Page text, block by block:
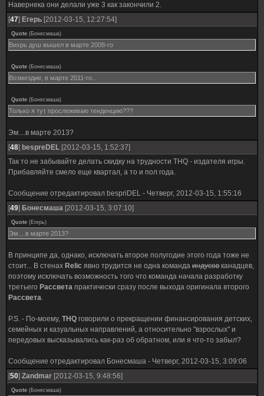
Навернека они делали уже 3 как закончили 2.
[47] Егерь [2012-03-15, 12:27:54]
Quote (Бонесмаша)
Вихрь душ вышел в марте 2008-го
Quote (Бонесмаша)
Возмездие, в марте 2011-го..
Quote (Бонесмаша)
Только я тут прослеживаю тенденцию???
Эм....в марте 2013?
[48] bespreDEL [2012-03-15, 1:52:37]
Так то не забывайте делать скидку на трудности THQ - издателя игры.
Прибавляйте смело еще квартал, а то и пол года.
Сообщение отредактировал bespriDEL - Четверг, 2012-03-15, 1:55:16
[49] Бонесмаша [2012-03-15, 3:07:10]
Quote (Егерь)
Эм....в марте 2013?
В принципе да, однако, исключать второе полугодие этого года тоже не
стоит... В стенах Relic явно трудится не одна команда индусов канадцев,
поэтому исключать возможность того что команда начала разработку
третьего Рассвета практически сразу после выхода оригинала второго
Рассвета.
P.S. - По-моему, THQ говорили о прекращении финансирования детских,
семейных и казуальных направлений, а относительно "взрослых" и
передовых высказывались как-раз об обратном, или я что-то забыл?
Сообщение отредактировал Бонесмаша - Четверг, 2012-03-15, 3:09:06
[50] Zandmar [2012-03-15, 9:48:56]
Quote (Бонесмаша)